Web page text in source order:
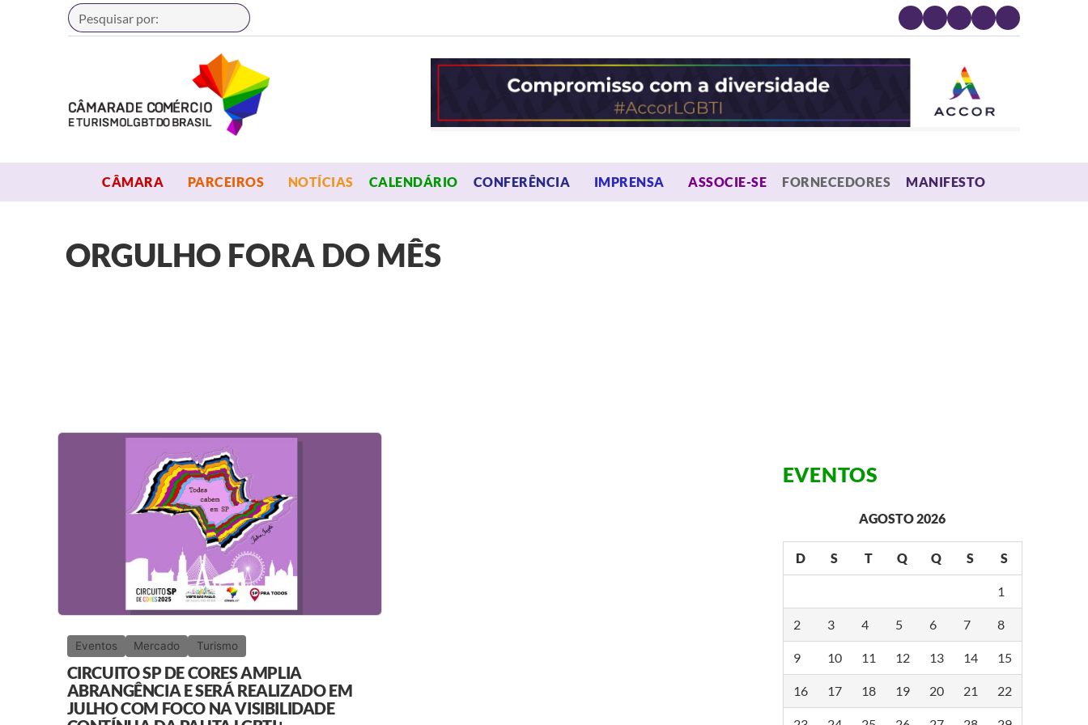
Buscar
CÂMARA OPEN MENU
PARCEIROS OPEN MENU
NOTÍCIAS CALENDÁRIO CONFERÊNCIA OPEN MENU
IMPRENSA OPEN MENU
ASSOCIE-SE FORNECEDORES MANIFESTO
ORGULHO FORA DO MÊS
Eventos Mercado Turismo
CIRCUITO SP DE CORES AMPLIA
ABRANGÊNCIA E SERÁ REALIZADO EM
JULHO COM FOCO NA VISIBILIDADE
EVENTOS
AGOSTO 2026
D S T Q Q S S
1
2 3 4 5 6 7 8
9 10 11 12 13 14 15
16 17 18 19 20 21 22